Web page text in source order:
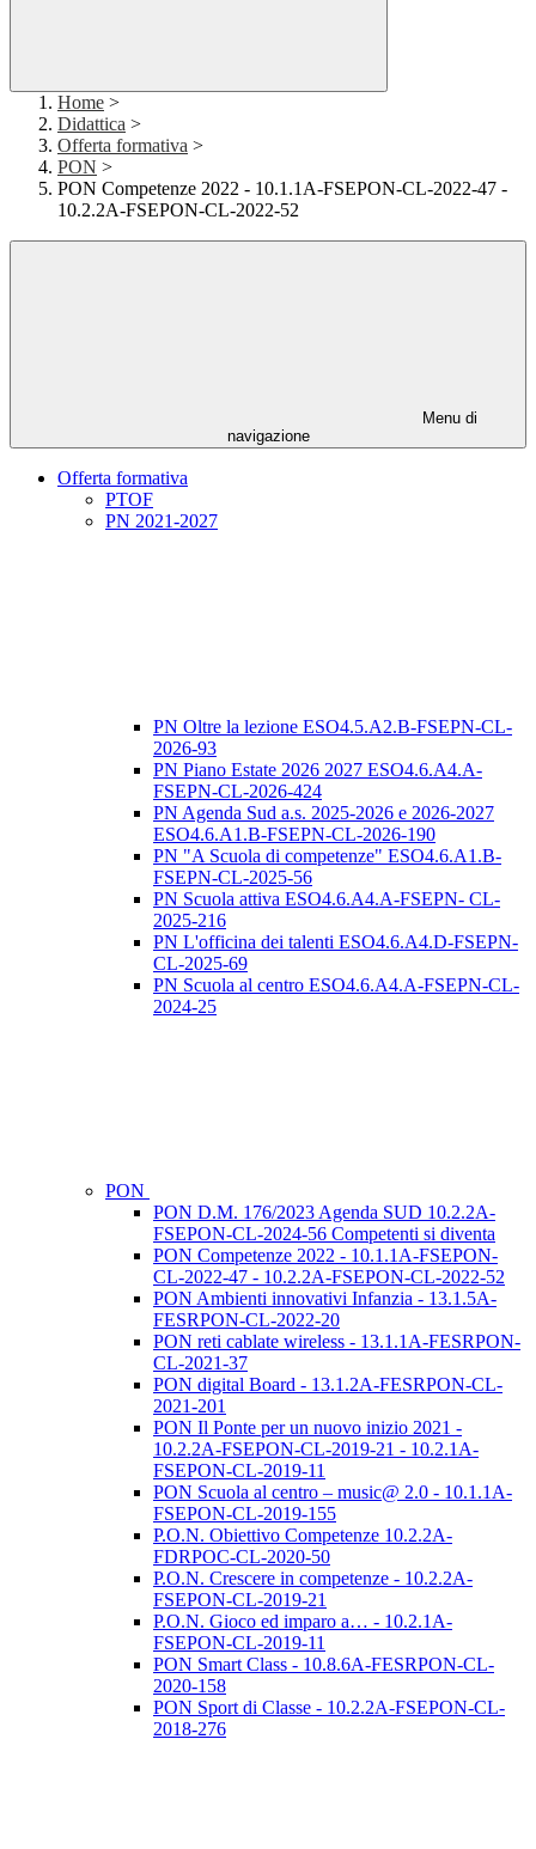
Home >
Didattica >
Offerta formativa >
PON >
PON Competenze 2022 - 10.1.1A-FSEPON-CL-2022-47 -
10.2.2A-FSEPON-CL-2022-52
Menu di
navigazione
Offerta formativa
PTOF
PN 2021-2027
PN Oltre la lezione ESO4.5.A2.B-FSEPN-CL-
2026-93
PN Piano Estate 2026 2027 ESO4.6.A4.A-
FSEPN-CL-2026-424
PN Agenda Sud a.s. 2025-2026 e 2026-2027
ESO4.6.A1.B-FSEPN-CL-2026-190
PN "A Scuola di competenze" ESO4.6.A1.B-
FSEPN-CL-2025-56
PN Scuola attiva ESO4.6.A4.A-FSEPN- CL-
2025-216
PN L'officina dei talenti ESO4.6.A4.D-FSEPN-
CL-2025-69
PN Scuola al centro ESO4.6.A4.A-FSEPN-CL-
2024-25
PON
PON D.M. 176/2023 Agenda SUD 10.2.2A-
FSEPON-CL-2024-56 Competenti si diventa
PON Competenze 2022 - 10.1.1A-FSEPON-
CL-2022-47 - 10.2.2A-FSEPON-CL-2022-52
PON Ambienti innovativi Infanzia - 13.1.5A-
FESRPON-CL-2022-20
PON reti cablate wireless - 13.1.1A-FESRPON-
CL-2021-37
PON digital Board - 13.1.2A-FESRPON-CL-
2021-201
PON Il Ponte per un nuovo inizio 2021 -
10.2.2A-FSEPON-CL-2019-21 - 10.2.1A-
FSEPON-CL-2019-11
PON Scuola al centro – music@ 2.0 - 10.1.1A-
FSEPON-CL-2019-155
P.O.N. Obiettivo Competenze 10.2.2A-
FDRPOC-CL-2020-50
P.O.N. Crescere in competenze - 10.2.2A-
FSEPON-CL-2019-21
P.O.N. Gioco ed imparo a… - 10.2.1A-
FSEPON-CL-2019-11
PON Smart Class - 10.8.6A-FESRPON-CL-
2020-158
PON Sport di Classe - 10.2.2A-FSEPON-CL-
2018-276